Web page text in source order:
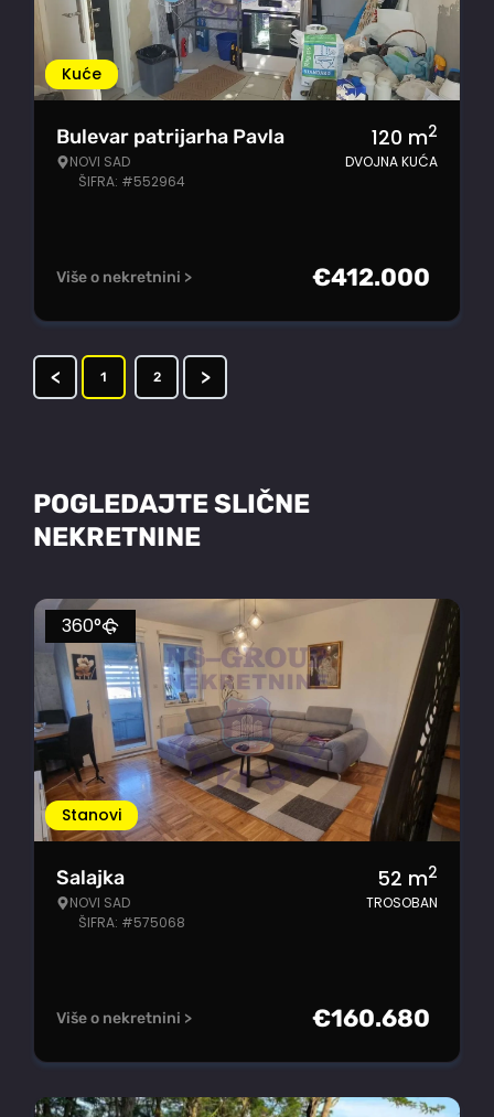
Kuće
Bulevar patrijarha Pavla
NOVI SAD
ŠIFRA: #552964
120 m2
DVOJNA KUĆA
Više o nekretnini > €412.000
< 1 2 >
POGLEDAJTE SLIČNE
NEKRETNINE
Stanovi
360°
Salajka
NOVI SAD
ŠIFRA: #575068
52 m2
TROSOBAN
Više o nekretnini > €160.680